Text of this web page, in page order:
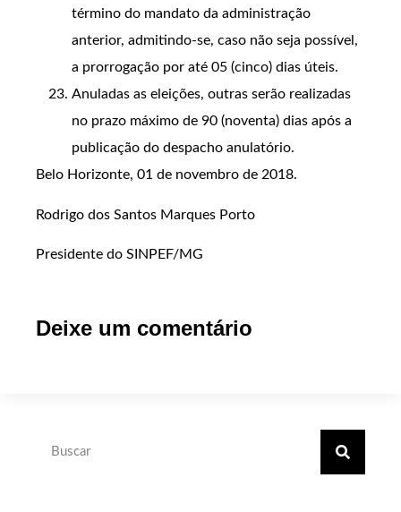
término do mandato da administração
anterior, admitindo-se, caso não seja possível,
a prorrogação por até 05 (cinco) dias úteis.
Anuladas as eleições, outras serão realizadas
no prazo máximo de 90 (noventa) dias após a
publicação do despacho anulatório.
Belo Horizonte, 01 de novembro de 2018.
Rodrigo dos Santos Marques Porto
Presidente do SINPEF/MG
Deixe um comentário